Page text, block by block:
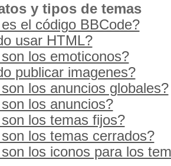
y tipos de temas
el código BBCode?
usar HTML?
los emoticonos?
publicar imagenes?
los anuncios globales?
los anuncios?
los temas fijos?
los temas cerrados?
los iconos para los